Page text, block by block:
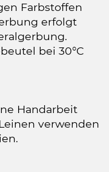
Farbstoffen
erfolgt
bei 30°C
Handarbeit
verwenden